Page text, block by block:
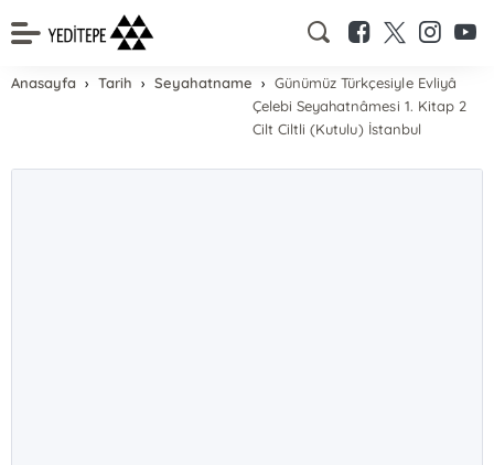
Anasayfa Tarih Seyahatname
Günümüz Türkçesiyle Evliyâ
Çelebi Seyahatnâmesi 1. Kitap 2
Cilt Ciltli (Kutulu) İstanbul